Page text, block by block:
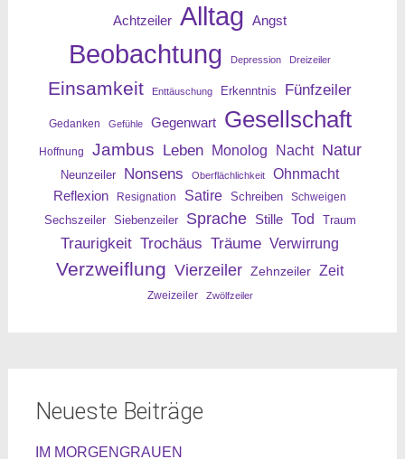
Achtzeiler Alltag Angst
Beobachtung Depression Dreizeiler
Einsamkeit Enttäuschung Erkenntnis Fünfzeiler
Gedanken Gefühle Gegenwart Gesellschaft
Hoffnung Jambus Leben Monolog Nacht Natur
Neunzeiler Nonsens Oberflächlichkeit
Ohnmacht
Reflexion
Resignation Satire Schreiben Schweigen
Sechszeiler Siebenzeiler Sprache Stille Tod Traum
Traurigkeit Trochäus Träume Verwirrung
Verzweiflung Vierzeiler Zehnzeiler Zeit
Zweizeiler Zwölfzeiler
Neueste Beiträge
IM MORGENGRAUEN